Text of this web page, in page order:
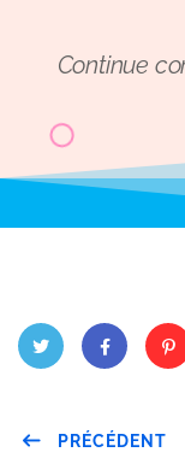
Continue
er book est
PRÉCÉDENT